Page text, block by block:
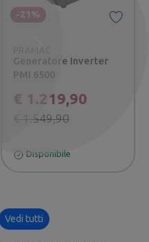
PRAMAC
Generatore Inverter
PMI 6500
€ 1.219,90
€ 1.549,90
-21%
Disponibile
Successivo
Vedi tutti